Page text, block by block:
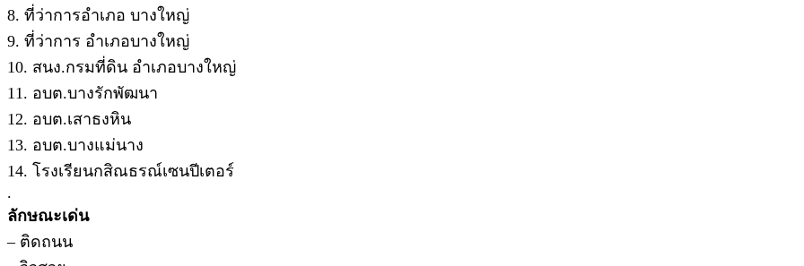
8. ที่ว่าการอำเภอ บางใหญ่
9. ที่ว่าการ อำเภอบางใหญ่
10. สนง.กรมที่ดิน อำเภอบางใหญ่
11. อบต.บางรักพัฒนา
12. อบต.เสาธงหิน
13. อบต.บางแม่นาง
14. โรงเรียนกสิณธรณ์เซนปีเตอร์
.
ลักษณะเด่น
– ติดถนน